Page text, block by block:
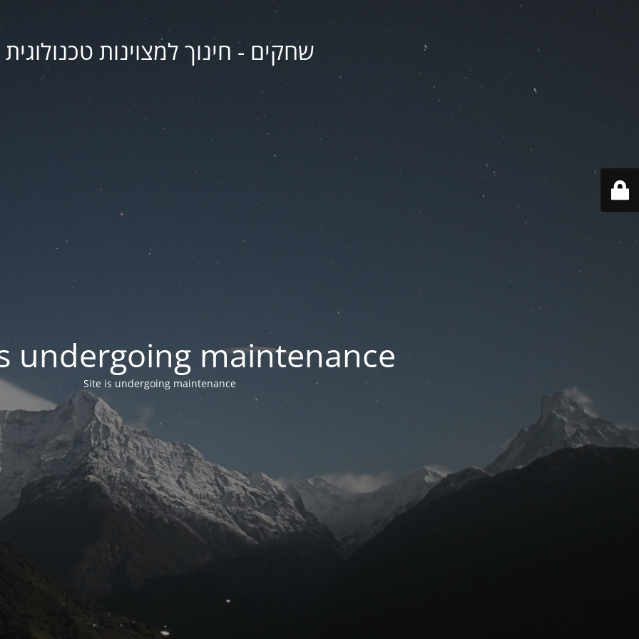
שחקים - חינוך למצוינות טכנולוגית
undergoing maintenance
Site is undergoing maintenance